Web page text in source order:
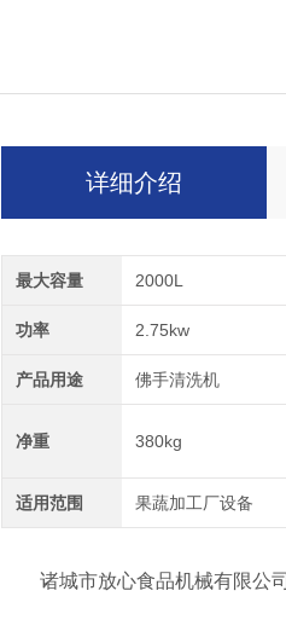
详细介绍
最大容量 2000L
功率 2.75kw
产品用途 佛手清洗机
净重 380kg
适用范围 果蔬加工厂设备
诸城市放心食品机械有限公司